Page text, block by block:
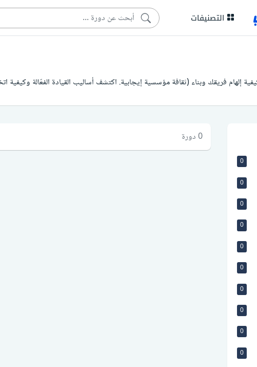
التصنيفات
إلهام فريقك وبناء (ثقافة مؤسسية إيجابية. اكتشف أساليب القيادة الفعّالة وكيفية
0
0
0
0
0
0
0
0
0
0
0 دورة